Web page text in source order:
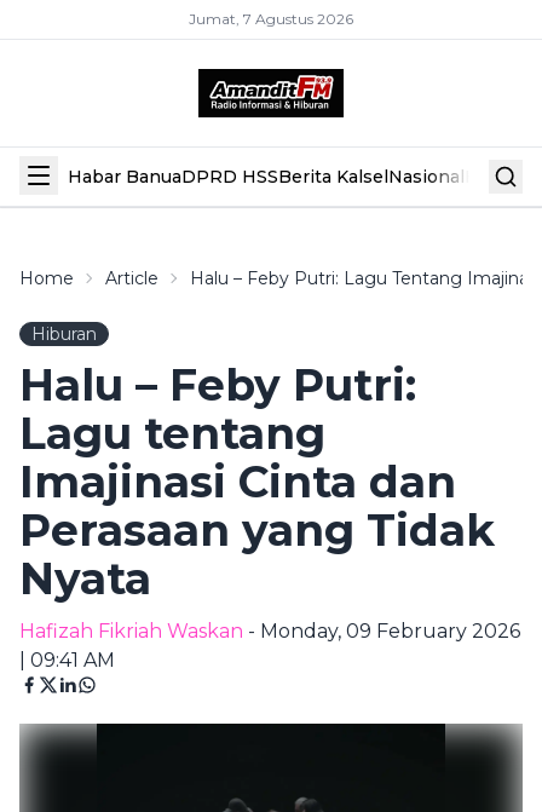
Jumat, 7 Agustus 2026
Habar BanuaDPRD HSSBerita KalselNasional Hiburan
Home Article Halu – Feby Putri: Lagu Tentang
Hiburan
Halu – Feby Putri:
Lagu tentang
Imajinasi Cinta dan
Perasaan yang Tidak
Nyata
Hafizah Fikriah Waskan - Monday, 09 February 2026
| 09:41 AM